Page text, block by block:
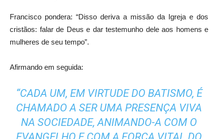
Francisco pondera: “Disso deriva a missão da Igreja e dos
cristãos: falar de Deus e dar testemunho dele aos homens e
mulheres de seu tempo”.
Afirmando em seguida:
“CADA UM, EM VIRTUDE DO BATISMO, É
CHAMADO A SER UMA PRESENÇA VIVA
NA SOCIEDADE, ANIMANDO-A COM O